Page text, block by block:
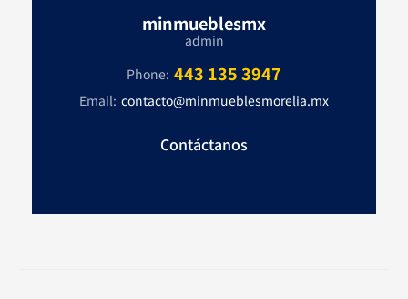
minmueblesmx
admin
Phone: 443 135 3947
Email: contacto@minmueblesmorelia.mx
Contáctanos